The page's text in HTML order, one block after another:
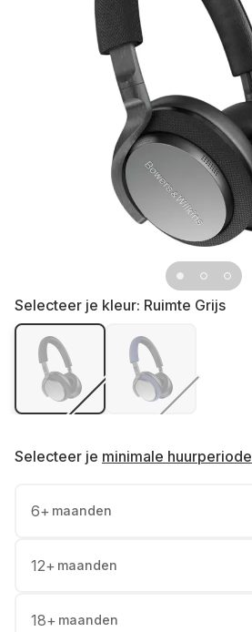
Selecteer je kleur: Ruimte Grijs
Selecteer je minimale huurperiode
6+ maanden
12+ maanden
18+ maanden